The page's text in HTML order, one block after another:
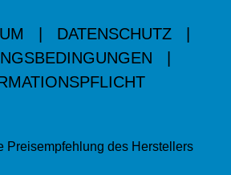
DATENSCHUTZ
Preisempfehlung des Herstellers